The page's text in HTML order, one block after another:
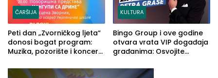
ČARŠIJA
Peti dan „Zvorničkog ljeta“
donosi bogat program:
Muzika, pozorište i koncert
KULTURA
Bingo Group i ove godine
otvara vrata VIP događaja
građanima: Osvojite
Graše